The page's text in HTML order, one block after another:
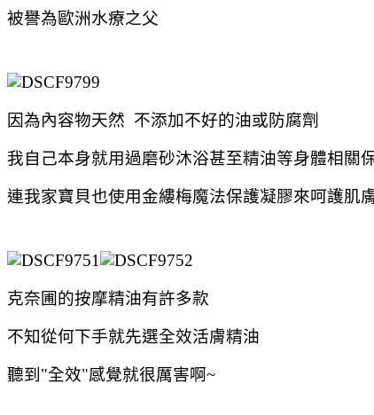
被譽為歐洲水療之父
因為內容物天然 不添加不好的油或防腐劑
我自己本身就用過磨砂沐浴甚至精油等身體相關
連我家寶貝也使用金縷梅魔法保護凝膠來呵護肌
克奈圃的按摩精油有許多款
不知從何下手就先選全效活膚精油
聽到"全效"感覺就很厲害啊~